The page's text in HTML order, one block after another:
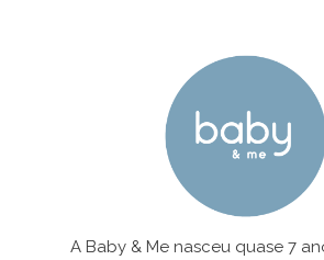
A Baby & Me nasceu quase 7